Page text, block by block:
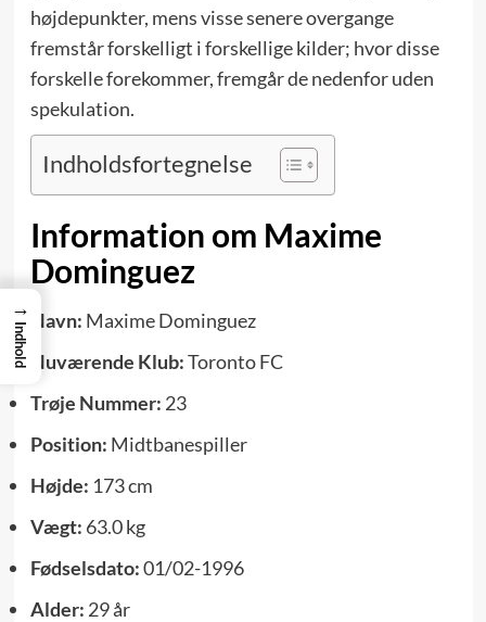
højdepunkter, mens visse senere overgange
fremstår forskelligt i forskellige kilder; hvor disse
forskelle forekommer, fremgår de nedenfor uden
spekulation.
Indholdsfortegnelse
Information om Maxime
Dominguez
Navn: Maxime Dominguez
Nuværende Klub:Toronto FC
Trøje Nummer: 23
Position: Midtbanespiller
Højde: 173 cm
Vægt: 63.0 kg
Fødselsdato:01/02-1996
Alder: 29 år
→
Indhold